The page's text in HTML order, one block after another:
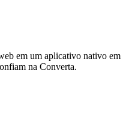
em um aplicativo nativo em
na Converta.